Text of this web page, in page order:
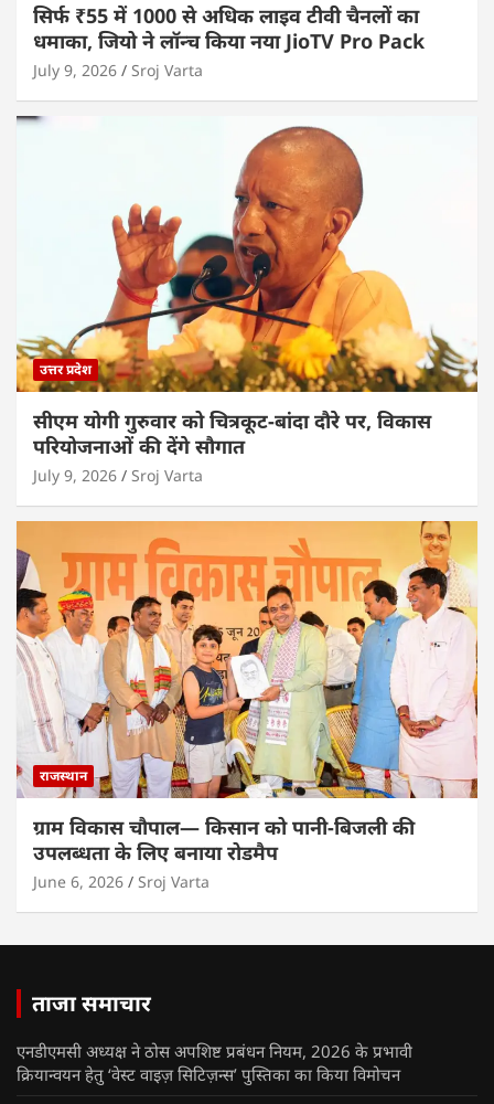
सिर्फ ₹55 में 1000 से अधिक लाइव टीवी चैनलों का
धमाका, जियो ने लॉन्च किया नया JioTV Pro Pack
July 9, 2026 Sroj Varta
उत्तर प्रदेश
सीएम योगी गुरुवार को चित्रकूट-बांदा दौरे पर, विकास
परियोजनाओं की देंगे सौगात
July 9, 2026 Sroj Varta
राजस्थान
ग्राम विकास चौपाल— किसान को पानी-बिजली की
उपलब्धता के लिए बनाया रोडमैप
June 6, 2026 Sroj Varta
ताजा समाचार
एनडीएमसी अध्यक्ष ने ठोस अपशिष्ट प्रबंधन नियम, 2026 के प्रभावी
क्रियान्वयन हेतु ‘वेस्ट वाइज़ सिटिज़न्स’ पुस्तिका का किया विमोचन